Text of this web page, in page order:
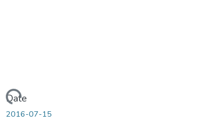
Loading...
Date
2016-07-15